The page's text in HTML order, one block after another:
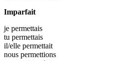
Imparfait
je permettais
tu permettais
il/elle permettait
nous permettions